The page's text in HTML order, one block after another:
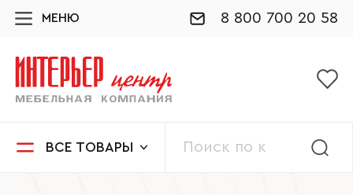
МЕНЮ 8 800 700 20 58
ВСЕ ТОВАРЫ